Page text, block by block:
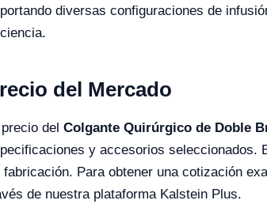
diversas configuraciones de
del Mercado
del Colgante Quirúrgico de Doble
y accesorios seleccionados.
fabricación. Para obtener una cotización
de nuestra plataforma Kalstein Plus.